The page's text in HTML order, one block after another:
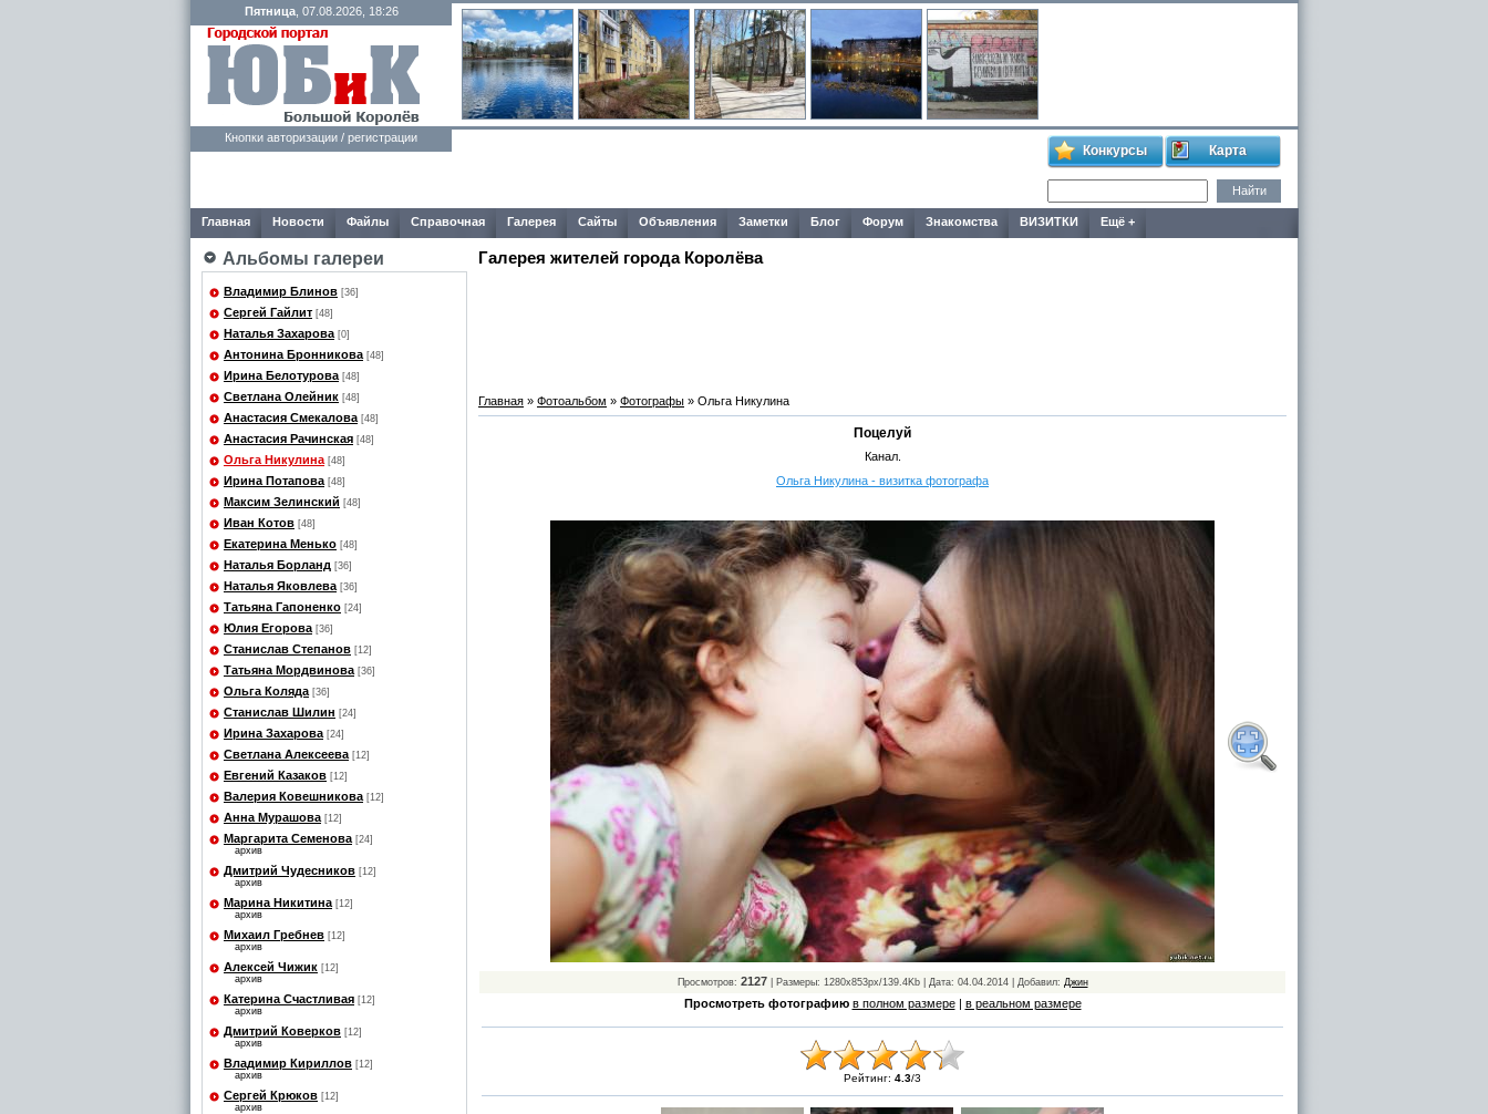
Пятница, 07.08.2026, 18:26
Кнопки авторизации / регистрации
Конкурсы Карта
Главная Новости Файлы Справочная Галерея Сайты Объявления Заметки Блог Форум Знакомства ВИЗИТКИ Ещё +
Альбомы галереи
Владимир Блинов [36]
Сергей Гайлит [48]
Наталья Захарова [0]
Антонина Бронникова [48]
Ирина Белотурова [48]
Светлана Олейник [48]
Анастасия Смекалова [48]
Анастасия Рачинская [48]
Ольга Никулина [48]
Ирина Потапова [48]
Максим Зелинский [48]
Иван Котов [48]
Екатерина Менько [48]
Наталья Борланд [36]
Наталья Яковлева [36]
Татьяна Гапоненко [24]
Юлия Егорова [36]
Станислав Степанов [12]
Татьяна Мордвинова [36]
Ольга Коляда [36]
Станислав Шилин [24]
Ирина Захарова [24]
Светлана Алексеева [12]
Евгений Казаков [12]
Валерия Ковешникова [12]
Анна Мурашова [12]
Маргарита Семенова [24]
архив
Дмитрий Чудесников [12]
архив
Марина Никитина [12]
архив
Михаил Гребнев [12]
архив
Алексей Чижик [12]
архив
Катерина Счастливая [12]
архив
Дмитрий Коверков [12]
архив
Владимир Кириллов [12]
архив
Сергей Крюков [12]
архив
Галерея жителей города Королёва
Главная » Фотоальбом » Фотографы » Ольга Никулина
Поцелуй
Канал.
Ольга Никулина - визитка фотографа
Просмотров: 2127| Размеры: 1280x853px/139.4Kb | Дата: 04.04.2014 | Добавил: Джин
Просмотреть фотографию в полном размере| в реальном размере
Рейтинг: 4.3/3